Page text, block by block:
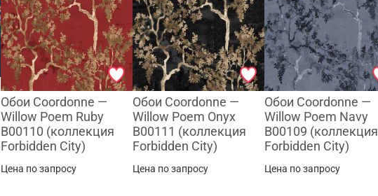
Обои Coordonne —
Willow Poem Ruby
B00110 (коллекция
Forbidden City)
Цена по запросу
Обои Coordonne —
Willow Poem Onyx
B00111 (коллекция
Forbidden City)
Цена по запросу
Обои Coordonne —
Willow Poem Navy
B00109 (коллекция
Forbidden City)
Цена по запросу